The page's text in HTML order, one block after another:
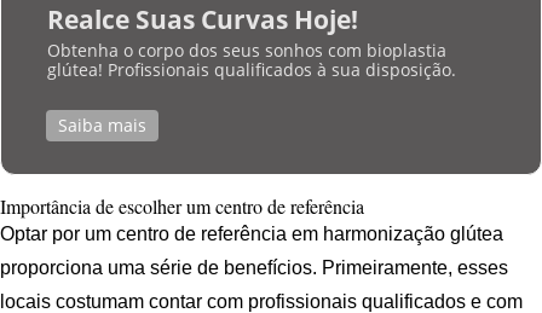
Realce Suas Curvas Hoje!
Obtenha o corpo dos seus sonhos com bioplastia
glútea! Profissionais qualificados à sua disposição.
Saiba mais
Importância de escolher um centro de referência
Optar por um centro de referência em harmonização glútea
proporciona uma série de benefícios. Primeiramente, esses
locais costumam contar com profissionais qualificados e com